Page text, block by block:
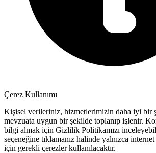
Çerez Kullanımı
Kişisel verileriniz, hizmetlerimizin daha iyi bir
mevzuata uygun bir şekilde toplanıp işlenir.
bilgi almak için Gizlilik Politikamızı
seçeneğine tıklamanız halinde yalnızca internet
için gerekli çerezler kullanılacaktır.